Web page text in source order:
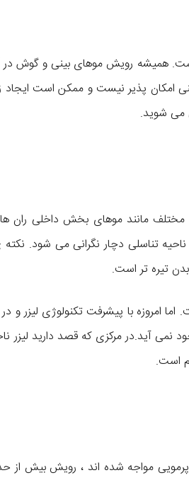
است. همیشه رویش موهای بینی و گوش در
امکان پذیر نیست و ممکن است ایجاد
می شوید.
مختلف مانند موهای بخش داخلی ران
ناحیه تناسلی دچار نگرانی می شود.
تیره تر است.
امروزه با پیشرفت تکنولوژی لیزر و
آید.در مرکزی که قصد دارید لیزر
است.
پرمویی مواجه شده اند ، رویش بیش